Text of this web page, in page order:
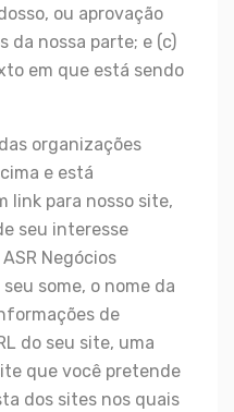
ou aprovação
da nossa parte; e (c)
em que está sendo
organizações
e está
link para nosso site,
seu interesse
Negócios
some, o nome da
de
do seu site, uma
que você pretende
dos sites nos quais